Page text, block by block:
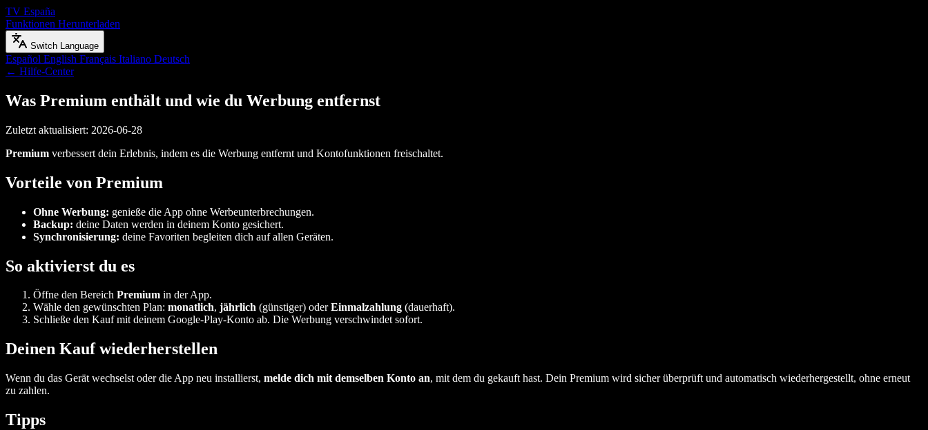
TV España
Funktionen Herunterladen
Switch Language
Español English Français Italiano Deutsch
← Hilfe-Center
Was Premium enthält und wie du Werbung entfernst
Zuletzt aktualisiert: 2026-06-28
Premium verbessert dein Erlebnis, indem es die Werbung entfernt und Kontofunktionen freischaltet.
Vorteile von Premium
Ohne Werbung: genieße die App ohne Werbeunterbrechungen.
Backup: deine Daten werden in deinem Konto gesichert.
Synchronisierung: deine Favoriten begleiten dich auf allen Geräten.
So aktivierst du es
Öffne den Bereich Premium in der App.
Wähle den gewünschten Plan: monatlich, jährlich (günstiger) oderEinmalzahlung (dauerhaft).
Schließe den Kauf mit deinem Google-Play-Konto ab. Die Werbung verschwindet sofort.
Deinen Kauf wiederherstellen
Wenn du das Gerät wechselst oder die App neu installierst, melde dich mit demselben Konto an, mit dem du gekauft hast. Dein Premium wird sicher überprüft und automatisch wiederhergestellt, ohne erneut
zu zahlen.
Tipps